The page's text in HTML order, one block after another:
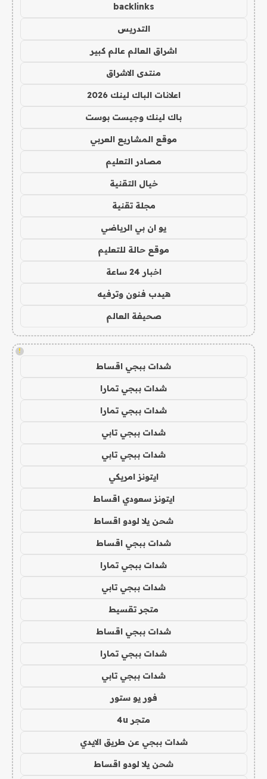
backlinks
التدريس
اشراق العالم عالم كبير
منتدى الاشراق
اعلانات الباك لينك 2026
باك لينك وجيست بوست
موقع المشاريع العربي
مصادر التعليم
خيال التقنية
مجلة تقنية
يو ان بي الرياضي
موقع حالة للتعليم
اخبار 24 ساعة
هيدب فنون وترفيه
صحيفة العالم
!
شدات ببجي اقساط
شدات ببجي تمارا
شدات ببجي تمارا
شدات ببجي تابي
شدات ببجي تابي
ايتونز امريكي
ايتونز سعودي اقساط
شحن يلا لودو اقساط
شدات ببجي اقساط
شدات ببجي تمارا
شدات ببجي تابي
متجر تقسيط
شدات ببجي اقساط
شدات ببجي تمارا
شدات ببجي تابي
فور يو ستور
متجر 4u
شدات ببجي عن طريق الايدي
شحن يلا لودو اقساط